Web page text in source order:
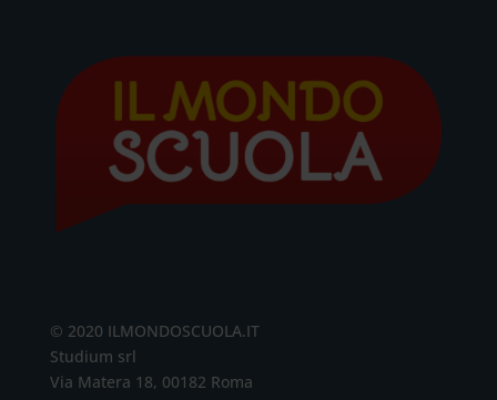
© 2020 ILMONDOSCUOLA.IT
Studium srl
Via Matera 18, 00182 Roma